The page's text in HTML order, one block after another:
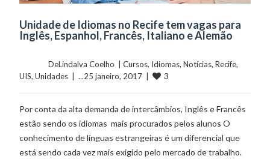
Unidade de Idiomas no Recife tem vagas para
Inglês, Espanhol, Francês, Italiano e Alemão
	    	DeLindalva Coelho  |
Cursos, Idiomas, Notícias, Recife
UIS, Unidades
  |  ...25 janeiro, 2017  |
3
Por conta da alta demanda de intercâmbios, Inglês e Francês
estão sendo os idiomas mais procurados pelos alunos O
conhecimento de línguas estrangeiras é um diferencial que
está sendo cada vez mais exigido pelo mercado de trabalho.